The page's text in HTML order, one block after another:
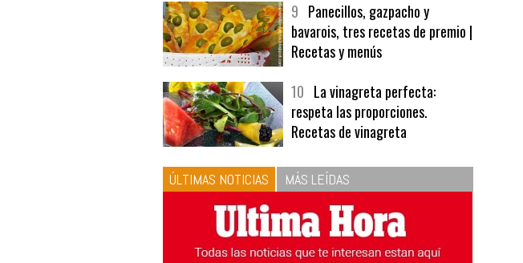
9 Panecillos, gazpacho y
bavarois, tres recetas de premio |
Recetas y menús
10 La vinagreta perfecta:
respeta las proporciones.
Recetas de vinagreta
ÚLTIMAS NOTICIAS MÁS LEÍDAS